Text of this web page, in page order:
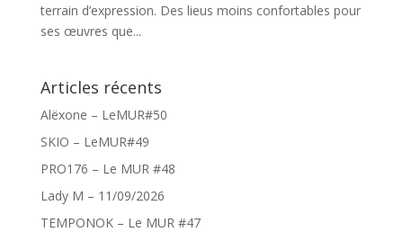
terrain d’expression. Des lieus moins confortables pour
ses œuvres que...
Articles récents
Alëxone – LeMUR#50
SKIO – LeMUR#49
PRO176 – Le MUR #48
Lady M – 11/09/2026
TEMPONOK – Le MUR #47